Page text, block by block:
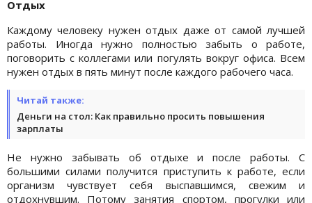
Отдых
Каждому человеку нужен отдых даже от самой лучшей
работы. Иногда нужно полностью забыть о работе,
поговорить с коллегами или погулять вокруг офиса. Всем
нужен отдых в пять минут после каждого рабочего часа.
Читай также:
Деньги на стол: Как правильно просить повышения
зарплаты
Не нужно забывать об отдыхе и после работы. С
большими силами получится приступить к работе, если
организм чувствует себя выспавшимся, свежим и
отдохнувшим. Потому занятия спортом, прогулки или